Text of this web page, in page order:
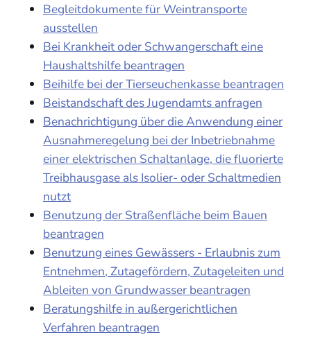
Begleitdokumente für Weintransporte
ausstellen
Bei Krankheit oder Schwangerschaft eine
Haushaltshilfe beantragen
Beihilfe bei der Tierseuchenkasse beantragen
Beistandschaft des Jugendamts anfragen
Benachrichtigung über die Anwendung einer
Ausnahmeregelung bei der Inbetriebnahme
einer elektrischen Schaltanlage, die fluorierte
Treibhausgase als Isolier- oder Schaltmedien
nutzt
Benutzung der Straßenfläche beim Bauen
beantragen
Benutzung eines Gewässers - Erlaubnis zum
Entnehmen, Zutagefördern, Zutageleiten und
Ableiten von Grundwasser beantragen
Beratungshilfe in außergerichtlichen
Verfahren beantragen